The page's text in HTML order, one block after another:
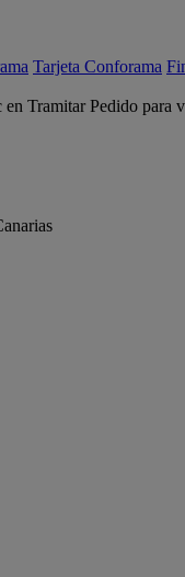
Tarjeta Conforama
Tramitar Pedido para